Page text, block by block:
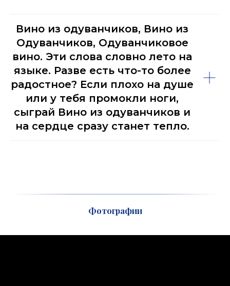
Вино из одуванчиков, Вино из
Одуванчиков, Одуванчиковое
вино. Эти слова словно лето на
языке. Разве есть что-то более
радостное? Если плохо на душе
или у тебя промокли ноги,
сыграй Вино из одуванчиков и
на сердце сразу станет тепло.
Фотографии